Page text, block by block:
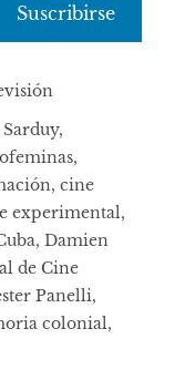
Suscribirse
,
,
, cine
experimental,
, Damien
de Cine
Panelli,
colonial,